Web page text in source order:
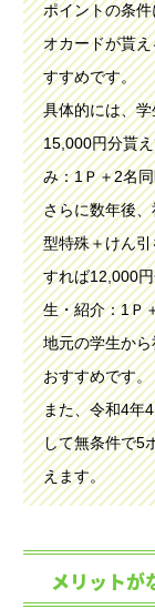
ポイントの条
オカードが貰
すすめです。
具体的には、
15,000円分貰
み：1Ｐ＋2名
さらに数年後
型特殊＋けん
すれば12,000
生・紹介：1Ｐ
地元の学生か
おすすめです。
また、令和4年
して無条件で5
えます。
メリットが